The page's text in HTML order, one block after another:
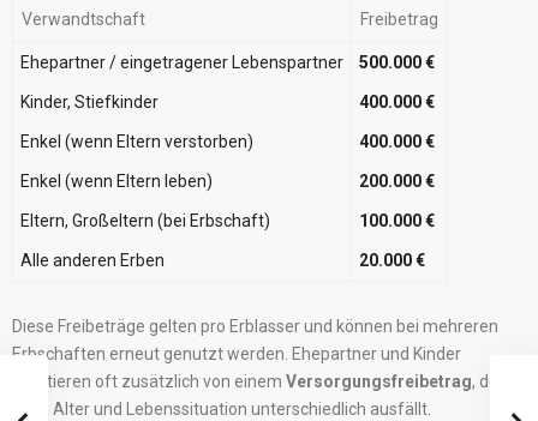
Verwandtschaft Freibetrag
Ehepartner / eingetragener Lebenspartner 500.000 €
Kinder, Stiefkinder 400.000 €
Enkel (wenn Eltern verstorben) 400.000 €
Enkel (wenn Eltern leben) 200.000 €
Eltern, Großeltern (bei Erbschaft) 100.000 €
Alle anderen Erben 20.000 €
Diese Freibeträge gelten pro Erblasser und können bei mehreren
Erbschaften erneut genutzt werden. Ehepartner und Kinder
profitieren oft zusätzlich von einem Versorgungsfreibetrag, der je
nach Alter und Lebenssituation unterschiedlich ausfällt.